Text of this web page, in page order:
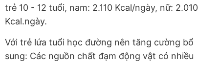
trẻ 10 - 12 tuổi, nam: 2.110 Kcal/ngày, nữ: 2.010
Kcal.ngày.
Với trẻ lứa tuổi học đường nên tăng cường bổ
sung: Các nguồn chất đạm động vật có nhiều